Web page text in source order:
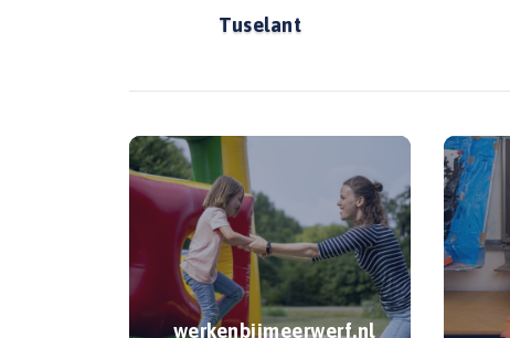
Tuselant
werkenbijmeerwerf.nl